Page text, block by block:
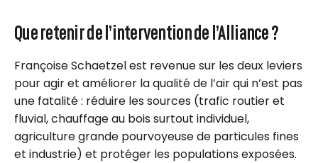
Que retenir de l’intervention de l’Alliance ?
Françoise Schaetzel est revenue sur les deux leviers
pour agir et améliorer la qualité de l’air qui n’est pas
une fatalité : réduire les sources (trafic routier et
fluvial, chauffage au bois surtout individuel,
agriculture grande pourvoyeuse de particules fines
et industrie) et protéger les populations exposées.